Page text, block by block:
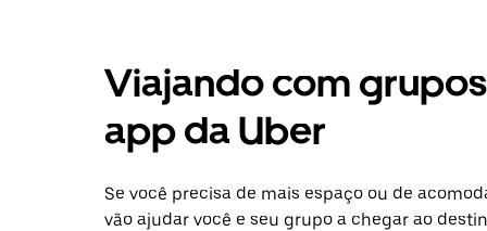
Viajando com
app da Uber
Se você precisa de mais espaço ou de
vão ajudar você e seu grupo a chegar ao